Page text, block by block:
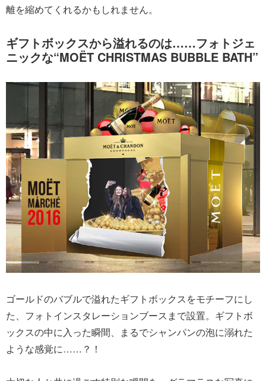
離を縮めてくれるかもしれません。
ギフトボックスから溢れるのは……フォトジェ
ニックな“MOËT CHRISTMAS BUBBLE BATH”
ゴールドのバブルで溢れたギフトボックスをモチーフにし
た、フォトインスタレーションブースまで設置。ギフトボ
ックスの中に入った瞬間、まるでシャンパンの泡に溺れた
ような感覚に……？！